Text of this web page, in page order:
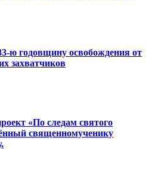
ю годовщину освобождения от
захватчиков
«По следам святого
священномученику